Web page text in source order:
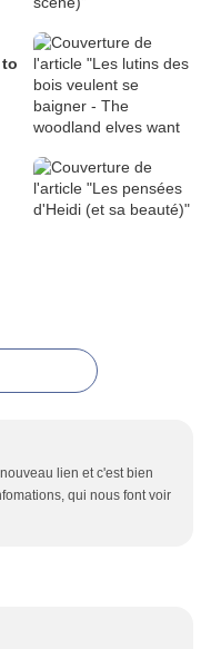
lien et c'est bien
qui nous font voir